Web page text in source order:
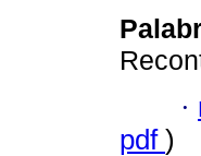
·
pdf )